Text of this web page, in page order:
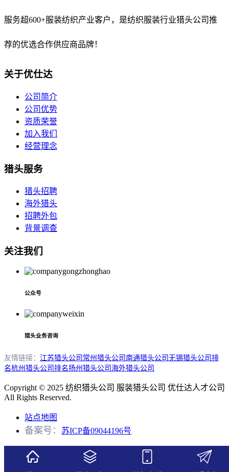
服务超600+服装纺织产业客户，是纺织服装行业猎头公司推
荐的优选合作供应商品牌！
关于优仕达
公司简介
公司优势
资质荣誉
加入我们
经营理念
猎头服务
猎头招聘
海外猎头
招聘外包
背景调查
关注我们
公众号
猎头业务咨询
友情链接： 江苏猎头公司 常州猎头公司南通猎头公司无锡猎头公司排
名杭州猎头公司排名扬州猎头公司海外猎头公司
Copyright © 2025 纺织猎头公司 服装猎头公司 优仕达人才公司
All Rights Reserved.
站点地图
备案号： 苏ICP备09044196号